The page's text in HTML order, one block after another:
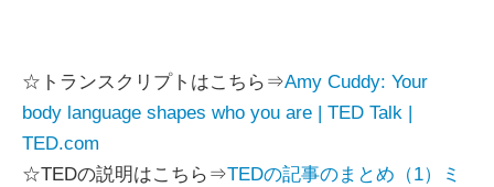
☆トランスクリプトはこちら⇒Amy Cuddy: Your
body language shapes who you are | TED Talk |
TED.com
☆TEDの説明はこちら⇒TEDの記事のまとめ（1）ミ